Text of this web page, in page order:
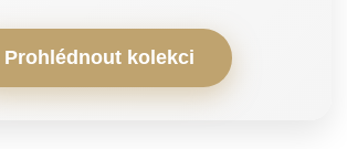
Prohlédnout kolekci